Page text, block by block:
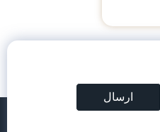
ارسال